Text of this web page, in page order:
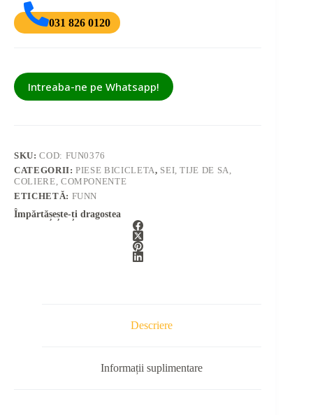
031 826 0120
Intreaba-ne pe Whatsapp!
SKU:COD: FUN0376
CATEGORII:PIESE BICICLETA, SEI, TIJE DE SA,
COLIERE, COMPONENTE
ETICHETĂ: FUNN
Împărtășește-ți dragostea
Descriere
Informații suplimentare